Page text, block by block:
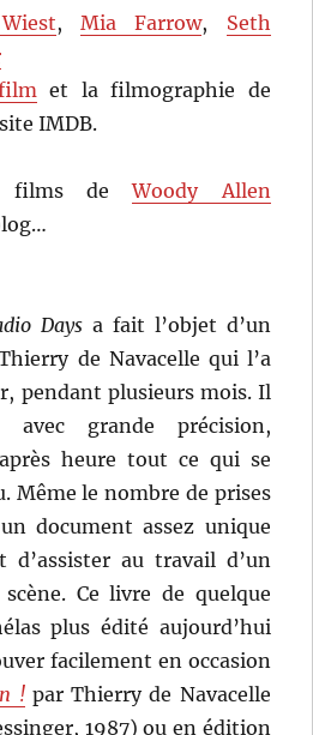
,Mia Farrow, Seth
et la filmographie de
IMDB.
films deWoody Allen
Days a fait l’objet d’un
de Navacelle qui l’a
pendant plusieurs mois. Il
grande précision,
heure tout ce qui se
Même le nombre de prises
document assez unique
au travail d’un
Ce livre de quelque
plus édité aujourd’hui
facilement en occasion
!par Thierry de Navacelle
1987) ou en édition